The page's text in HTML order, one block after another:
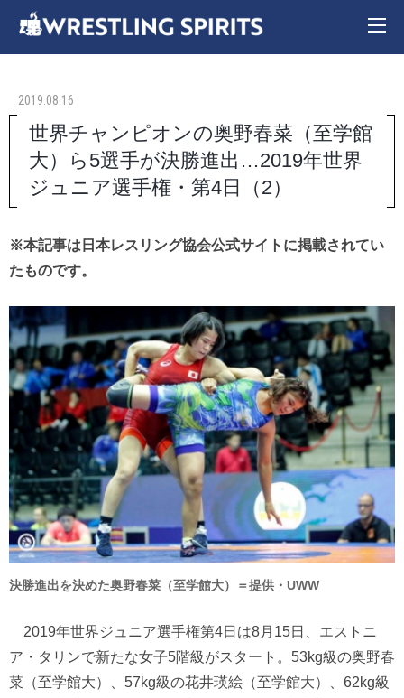
2019.08.16
世界チャンピオンの奥野春菜（至学館
大）ら5選手が決勝進出…2019年世界
ジュニア選手権・第4日（2）
※本記事は日本レスリング協会公式サイトに掲載されてい
たものです。
決勝進出を決めた奥野春菜（至学館大）＝提供・UWW
2019年世界ジュニア選手権第4日は8月15日、エストニ
ア・タリンで新たな女子5階級がスタート。53kg級の奥野春
菜（至学館大）、57kg級の花井瑛絵（至学館大）、62kg級